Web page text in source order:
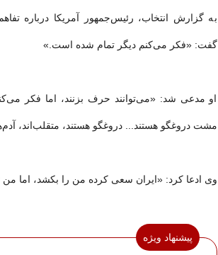
به گزارش انتخاب، رئیس‌جمهور آمریکا درباره
گفت: «فکر می‌کنم دیگر تمام شده است.»
او مدعی شد: «می‌توانند حرف بزنند، اما فکر
مشت دروغگو هستند... دروغگو هستند، متقلب‌اند،
وی ادعا کرد: «ایران سعی کرده من را بکشد، اما
پیشنهاد ویژه